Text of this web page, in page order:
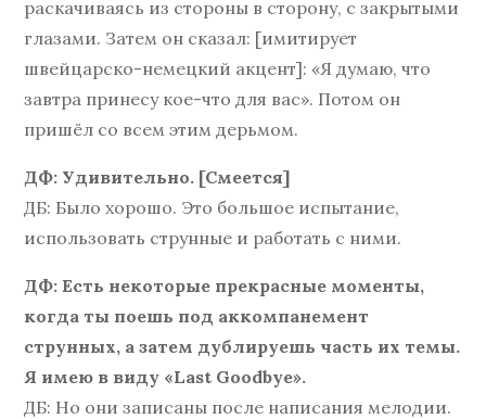
раскачиваясь из стороны в сторону, с закрытыми
глазами. Затем он сказал: [имитирует
швейцарско-немецкий акцент]: «Я думаю, что
завтра принесу кое-что для вас». Потом он
пришёл со всем этим дерьмом.
ДФ: Удивительно. [Смеется]
ДБ: Было хорошо. Это большое испытание,
использовать струнные и работать с ними.
ДФ: Есть некоторые прекрасные моменты,
когда ты поешь под аккомпанемент
струнных, а затем дублируешь часть их темы.
Я имею в виду «Last Goodbye».
ДБ: Но они записаны после написания мелодии.